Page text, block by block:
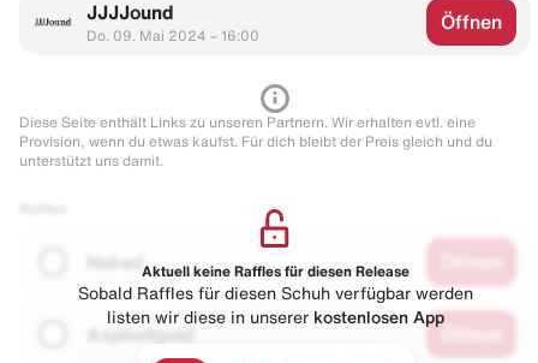
JJJJound
Do. 09. Mai 2024 – 16:00
Öffnen
Diese Seite enthält Links zu unseren Partnern. Wir erhalten evtl. eine
Provision, wenn du etwas kaufst. Für dich bleibt der Preis gleich und du
unterstützt uns damit.
Naked
Asphaltgold
Aktuell keine Raffles für diesen Release
Sobald Raffles für diesen Schuh verfügbar werden
listen wir diese in unserer kostenlosen App